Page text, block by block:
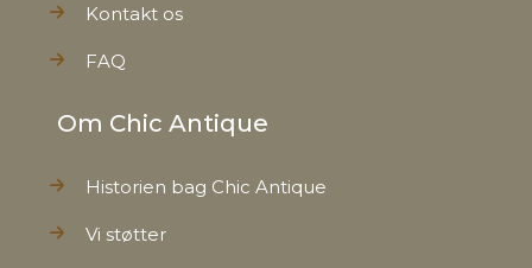
Kontakt os
FAQ
Om Chic Antique
Historien bag Chic Antique
Vi støtter